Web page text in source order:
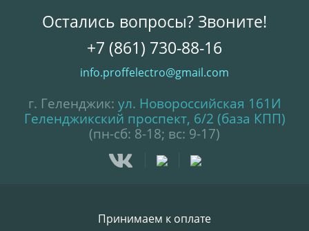
Остались вопросы? Звоните!
+7 (861) 730-88-16
info.proffelectro@gmail.com
г. Геленджик: ул. Новороссийская 161И
Геленджикский проспект, 6/2 (база КПП)
(пн-сб: 8-18; вс: 9-17)
Принимаем к оплате